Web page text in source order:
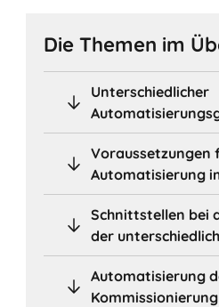
Die Themen im
Unterschiedlicher
Voraussetzungen
Automatisierung
Schnittstellen bei
der
Automatisierung
Kommissionierung